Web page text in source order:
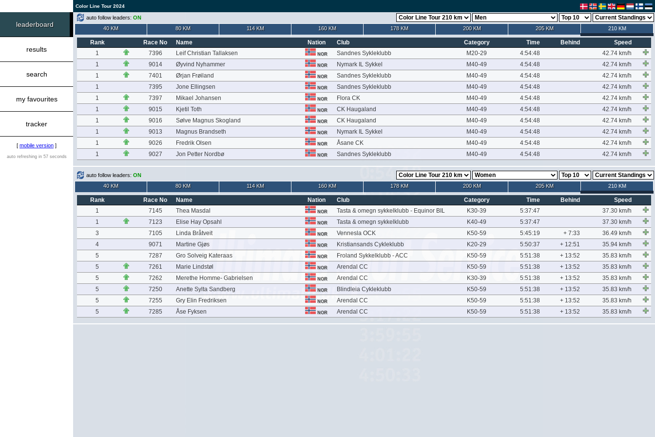
Color Line Tour 2024
leaderboard
results
search
my favourites
tracker
[ mobile version ]
auto refreshing in 57 seconds
auto follow leaders: ON
40 KM
80 KM 114 KM 160 KM 178 KM 200 KM 205 KM 210 KM
Rank Race No Name Nation Club Category Time Behind
Speed
1
7396 Leif Christian Tallaksen NOR Sandnes Sykleklubb M20-29 4:54:48
42.74 km/h
1
9014 Øyvind Nyhammer NOR Nymark IL Sykkel M40-49 4:54:48
42.74 km/h
1
7401 Ørjan Frøiland NOR Sandnes Sykleklubb M40-49 4:54:48
42.74 km/h
1
7395 Jone Ellingsen NOR Sandnes Sykleklubb M40-49 4:54:48
42.74 km/h
1
7397 Mikael Johansen NOR Flora CK M40-49 4:54:48
42.74 km/h
1
9015 Kjetil Toth NOR CK Haugaland M40-49 4:54:48
42.74 km/h
1
9016 Sølve Magnus Skogland NOR CK Haugaland M40-49 4:54:48
42.74 km/h
1
9013 Magnus Brandseth NOR Nymark IL Sykkel M40-49 4:54:48
42.74 km/h
1
9026 Fredrik Olsen NOR Åsane CK M40-49 4:54:48
42.74 km/h
1
9027 Jon Petter Nordbø NOR Sandnes Sykleklubb M40-49 4:54:48 42.74 km/h
auto follow leaders: ON
40 KM
80 KM 114 KM 160 KM 178 KM 200 KM 205 KM 210 KM
Rank Race No Name Nation Club Category Time Behind
Speed
1
7145 Thea Masdal NOR Tasta & omegn sykkelklubb - Equinor BIL K30-39 5:37:47
37.30 km/h
1
7123 Elise Hay Opsahl NOR Tasta & omegn sykkelklubb K40-49 5:37:47
37.30 km/h
3
7105 Linda Bråtveit NOR Vennesla OCK K50-59 5:45:19 + 7:33
36.49 km/h
4
9071 Martine Gjøs NOR Kristiansands Cykleklubb K20-29 5:50:37 + 12:51
35.94 km/h
5
7287 Gro Solveig Kateraas NOR Froland Sykkelklubb - ACC K50-59 5:51:38 + 13:52
35.83 km/h
5
7261 Marie Lindstøl NOR Arendal CC K50-59 5:51:38 + 13:52
35.83 km/h
5
7262 Merethe Homme- Gabrielsen NOR Arendal CC K30-39 5:51:38 + 13:52
35.83 km/h
5
7250 Anette Sylta Sandberg NOR Blindleia Cykleklubb K50-59 5:51:38 + 13:52
35.83 km/h
5
7255 Gry Elin Fredriksen NOR Arendal CC K50-59 5:51:38 + 13:52
35.83 km/h
5
7285 Åse Fyksen NOR Arendal CC K50-59 5:51:38 + 13:52 35.83 km/h